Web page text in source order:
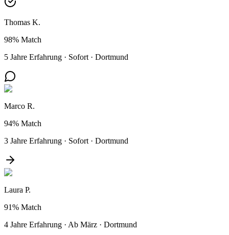
Thomas K.
98% Match
5 Jahre Erfahrung · Sofort · Dortmund
Marco R.
94% Match
3 Jahre Erfahrung · Sofort · Dortmund
Laura P.
91% Match
4 Jahre Erfahrung · Ab März · Dortmund